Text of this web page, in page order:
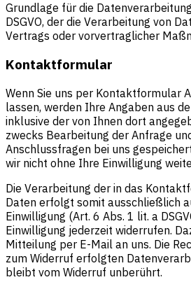
Grundlage für die
DSGVO, der die Verarbeitung von
Vertrags oder vorvertraglicher
Kontaktformular
Wenn Sie uns per Kontaktformular
lassen, werden Ihre Angaben aus
inklusive der von Ihnen dort
zwecks Bearbeitung der Anfrage
Anschlussfragen bei uns
wir nicht ohne Ihre Einwilligung
Die Verarbeitung der in das
Daten erfolgt somit ausschließlich
Einwilligung (Art. 6 Abs. 1 lit. a
Einwilligung jederzeit widerrufen.
Mitteilung per E-Mail an uns. Die
zum Widerruf erfolgten
bleibt vom Widerruf unberührt.